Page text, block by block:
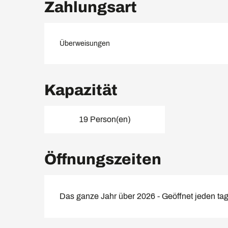
Zahlungsart
Überweisungen
Kapazität
19 Person(en)
Öffnungszeiten
Das ganze Jahr über 2026 - Geöffnet jeden